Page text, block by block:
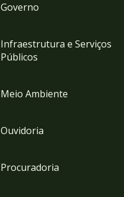
Governo
Infraestrutura e Serviços
Públicos
Meio Ambiente
Ouvidoria
Procuradoria